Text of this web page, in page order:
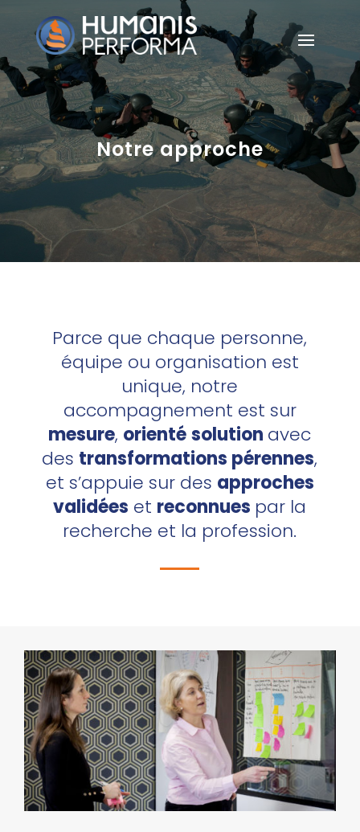
Notre approche
Parce que chaque personne,
équipe ou organisation est
unique, notre
accompagnement est sur
mesure, orienté solution avec
des transformations pérennes,
et s’appuie sur des approches
validées et reconnues par la
recherche et la profession.